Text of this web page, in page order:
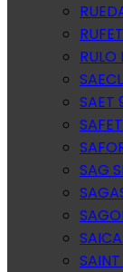
RULO
SAET
SAG